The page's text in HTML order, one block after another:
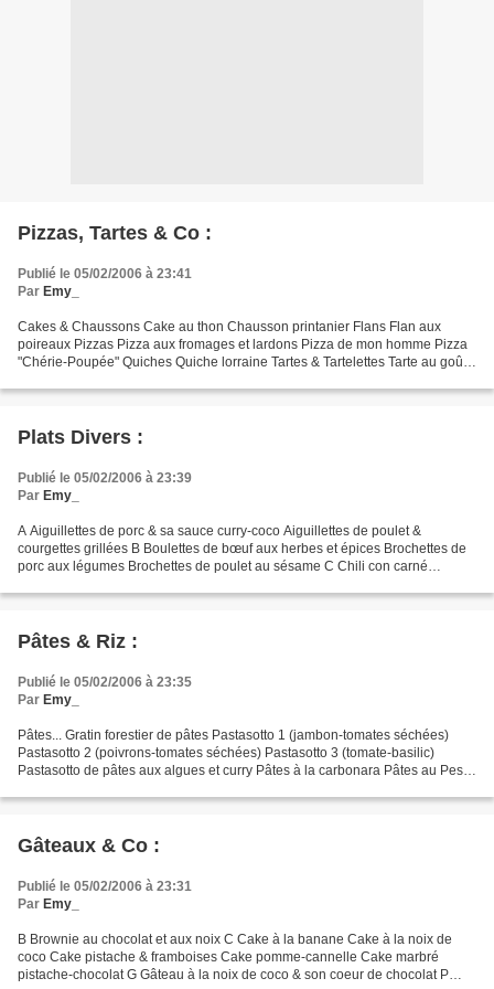
Pizzas, Tartes & Co :
Publié le 05/02/2006 à 23:41
Par Emy_
Cakes & Chaussons Cake au thon Chausson printanier Flans Flan aux
poireaux Pizzas Pizza aux fromages et lardons Pizza de mon homme Pizza
"Chérie-Poupée" Quiches Quiche lorraine Tartes & Tartelettes Tarte au goût
Plats Divers :
Publié le 05/02/2006 à 23:39
Par Emy_
A Aiguillettes de porc & sa sauce curry-coco Aiguillettes de poulet &
courgettes grillées B Boulettes de bœuf aux herbes et épices Brochettes de
porc aux légumes Brochettes de poulet au sésame C Chili con carné
Pâtes & Riz :
Publié le 05/02/2006 à 23:35
Par Emy_
Pâtes... Gratin forestier de pâtes Pastasotto 1 (jambon-tomates séchées)
Pastasotto 2 (poivrons-tomates séchées) Pastasotto 3 (tomate-basilic)
Pastasotto de pâtes aux algues et curry Pâtes à la carbonara Pâtes au Pesto
Gâteaux & Co :
Publié le 05/02/2006 à 23:31
Par Emy_
B Brownie au chocolat et aux noix C Cake à la banane Cake à la noix de
coco Cake pistache & framboises Cake pomme-cannelle Cake marbré
pistache-chocolat G Gâteau à la noix de coco & son coeur de chocolat P